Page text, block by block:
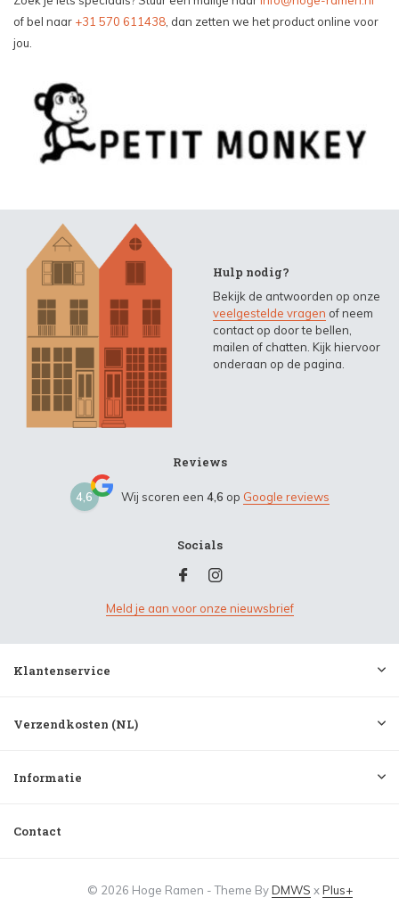
of bel naar +31 570 611438 , dan zetten we het product online voor
jou.
Hulp nodig?
Bekijk de antwoorden op onze
veelgestelde vragen of neem
contact op door te bellen,
mailen of chatten. Kijk hiervoor
onderaan op de pagina.
Reviews
4,6 Wij scoren een 4,6 op Google reviews
Socials
Meld je aan voor onze nieuwsbrief
Klantenservice
Verzendkosten (NL)
Informatie
Contact
© 2026 Hoge Ramen - Theme ByDMWS xPlus+